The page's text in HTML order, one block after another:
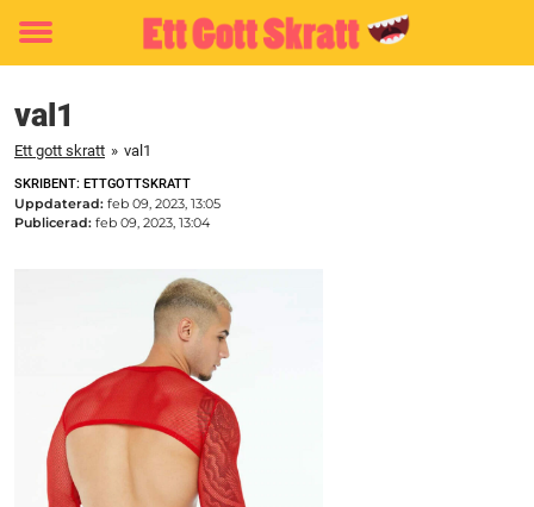
Toggle
val1
Ett gott skratt » val1
SKRIBENT: ETTGOTTSKRATT
Uppdaterad: feb 09, 2023, 13:05
Publicerad: feb 09, 2023, 13:04